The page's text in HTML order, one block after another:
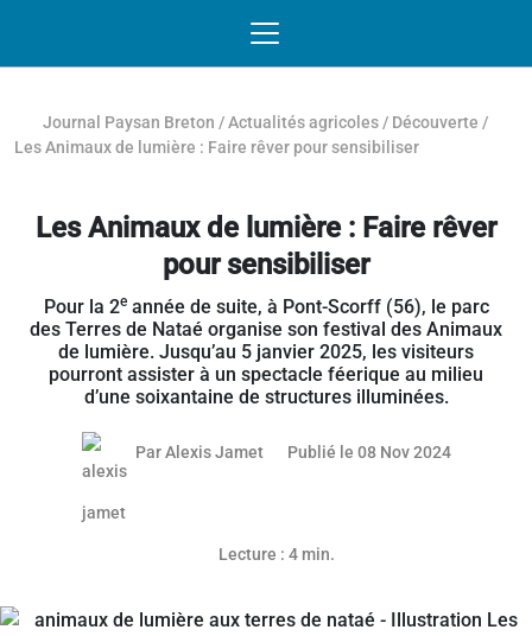
Journal Paysan Breton /Actualités agricoles / Découverte /
Les Animaux de lumière : Faire rêver pour sensibiliser
Les Animaux de lumière : Faire rêver
pour sensibiliser
Pour la 2eannée de suite, à Pont-Scorff (56), le parc
des Terres de Nataé organise son festival des Animaux
de lumière. Jusqu’au 5 janvier 2025, les visiteurs
pourront assister à un spectacle féerique au milieu
d’une soixantaine de structures illuminées.
ParAlexis Jamet Publié le 08 Nov 202408
Lecture : 4 min.